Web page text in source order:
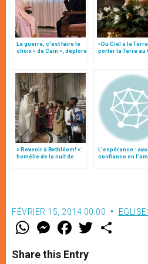
La guerre, c’est faire le
choix « de Caïn », déplore
«Du Ciel à la
porter la Terre au
« Revenir à Bethléem! »:
homélie de la nuit de
Noël (texte complet)
L‘espérance :
confiance en
FÉVRIER 15, 2014 00:00
W
t
s
M
e
s
e
F
a
e
b
w
Share this Entry